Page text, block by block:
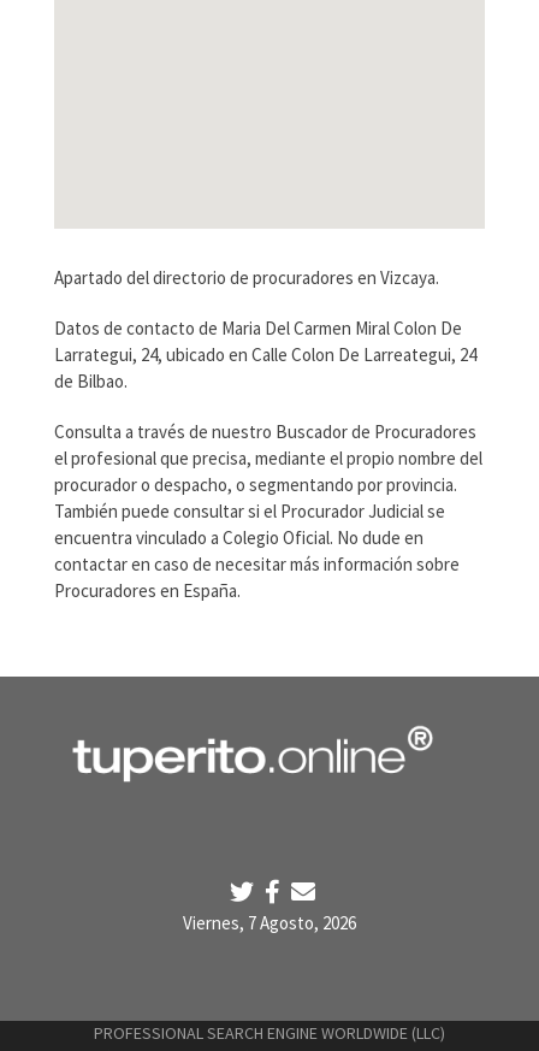
Apartado del directorio de procuradores en Vizcaya.
Datos de contacto de Maria Del Carmen Miral Colon De
Larrategui, 24, ubicado en Calle Colon De Larreategui, 24
de Bilbao.
Consulta a través de nuestro Buscador de Procuradores
el profesional que precisa, mediante el propio nombre del
procurador o despacho, o segmentando por provincia.
También puede consultar si el Procurador Judicial se
encuentra vinculado a Colegio Oficial. No dude en
contactar en caso de necesitar más información sobre
Procuradores en España.
Viernes, 7 Agosto, 2026
PROFESSIONAL SEARCH ENGINE WORLDWIDE (LLC)